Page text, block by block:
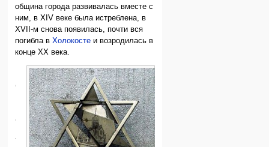
община города развивалась вместе с
ним, в XIV веке была истреблена, в
XVII-м снова появилась, почти вся
погибла вХолокосте и возродилась в
конце XX века.
История
евреев
Берлина
средние
века